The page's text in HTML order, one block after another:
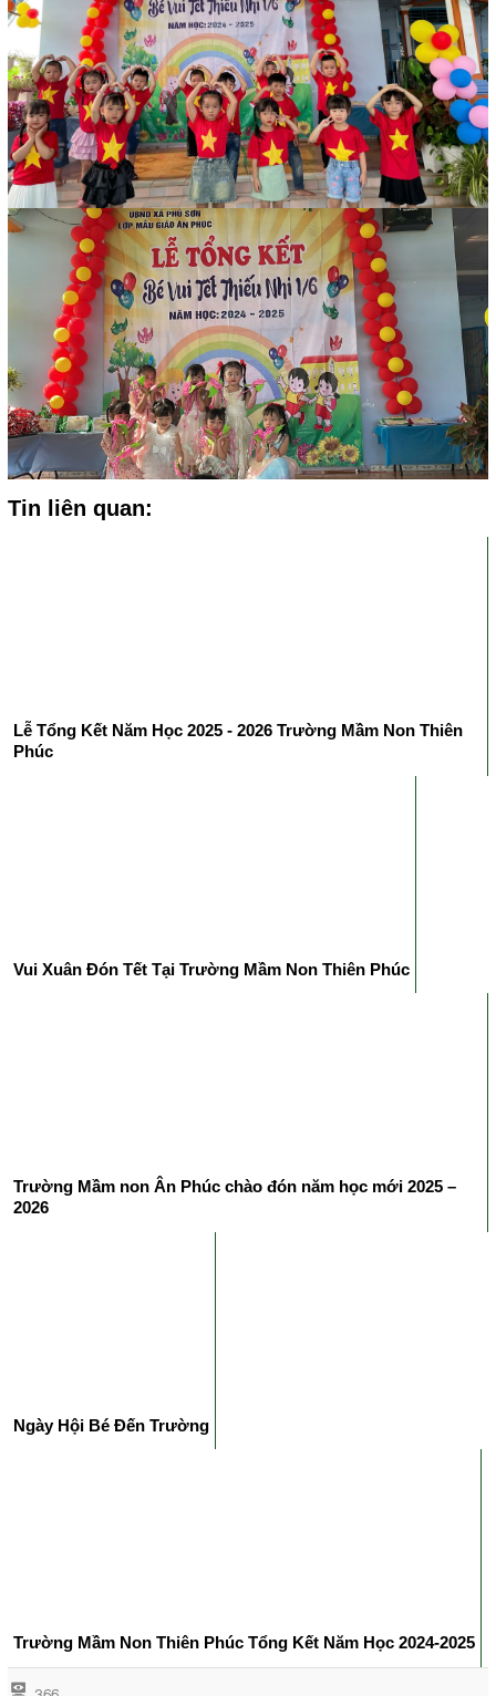
Tin liên quan:
Lễ Tổng Kết Năm Học 2025 - 2026 Trường Mầm Non Thiên
Phúc
Vui Xuân Đón Tết Tại Trường Mầm Non Thiên Phúc
Trường Mầm non Ân Phúc chào đón năm học mới 2025 –
2026
Ngày Hội Bé Đến Trường
Trường Mầm Non Thiên Phúc Tổng Kết Năm Học 2024-2025